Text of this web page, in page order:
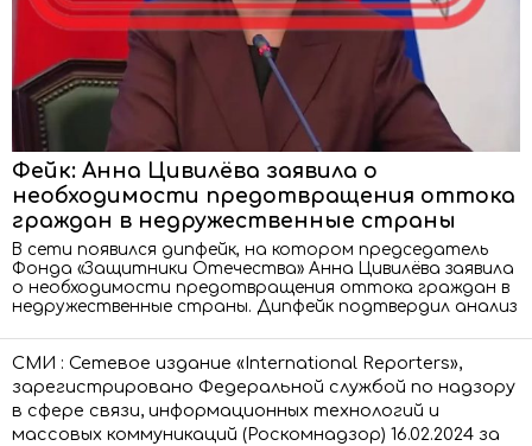
Фейк: Анна Цивилёва заявила о
необходимости предотвращения оттока
граждан в недружественные страны
В сети появился дипфейк, на котором председатель
Фонда «Защитники Отечества» Анна Цивилёва заявила
о необходимости предотвращения оттока граждан в
недружественные страны. Дипфейк подтвердил анализ
СМИ : Сетевое издание «International Reporters»,
зарегистрировано Федеральной службой по надзору
в сфере связи, информационных технологий и
массовых коммуникаций (Роскомнадзор) 16.02.2024 за